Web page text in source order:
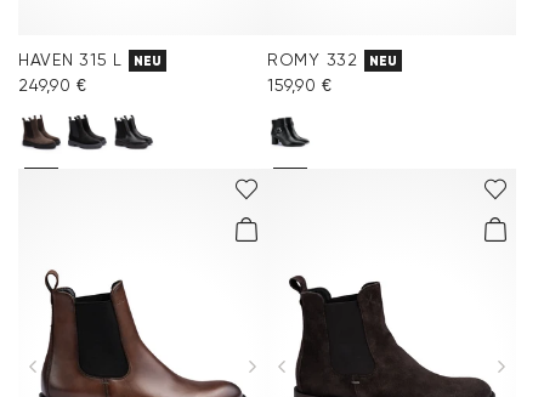
HAVEN 315 L NEU
249,90 €
ROMY 332 NEU
159,90 €